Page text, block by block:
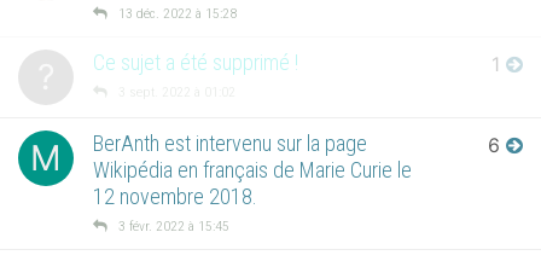
13 déc. 2022 à 15:28
Ce sujet a été supprimé !
3 sept. 2022 à 01:02
1
M
BerAnth est intervenu sur la page
Wikipédia en français de Marie Curie le
12 novembre 2018.
3 févr. 2022 à 15:45
6